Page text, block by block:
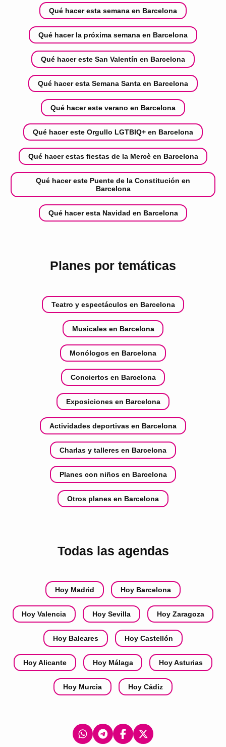
Qué hacer esta semana en Barcelona
Qué hacer la próxima semana en Barcelona
Qué hacer este San Valentín en Barcelona
Qué hacer esta Semana Santa en Barcelona
Qué hacer este verano en Barcelona
Qué hacer este Orgullo LGTBIQ+ en Barcelona
Qué hacer estas fiestas de la Mercè en Barcelona
Qué hacer este Puente de la Constitución en
Barcelona
Qué hacer esta Navidad en Barcelona
Planes por temáticas
Teatro y espectáculos en Barcelona
Musicales en Barcelona
Monólogos en Barcelona
Conciertos en Barcelona
Exposiciones en Barcelona
Actividades deportivas en Barcelona
Charlas y talleres en Barcelona
Planes con niños en Barcelona
Otros planes en Barcelona
Todas las agendas
Hoy Madrid Hoy Barcelona
Hoy Valencia Hoy Sevilla Hoy Zaragoza
Hoy Baleares Hoy Castellón
Hoy Alicante Hoy Málaga Hoy Asturias
Hoy Murcia Hoy Cádiz